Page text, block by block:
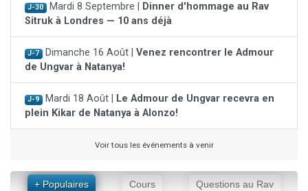
J-30 Mardi 8 Septembre | Dinner d'hommage au Rav
Sitruk à Londres — 10 ans déjà
J-7 Dimanche 16 Août | Venez rencontrer le Admour
de Ungvar à Natanya!
J-9 Mardi 18 Août | Le Admour de Ungvar recevra en
plein Kikar de Natanya à Alonzo!
Voir tous les événements à venir
+ Populaires Cours Questions au Rav